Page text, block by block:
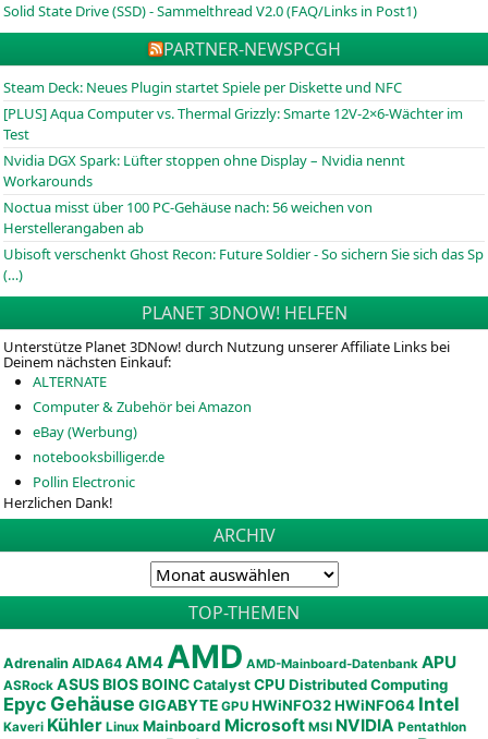
Solid State Drive (SSD) - Sammelthread V2.0 (FAQ/Links in Post1)
PARTNER-NEWSPCGH
Steam Deck: Neues Plugin startet Spiele per Diskette und NFC
[PLUS] Aqua Computer vs. Thermal Grizzly: Smarte 12V-2×6-Wächter im
Test
Nvidia DGX Spark: Lüfter stoppen ohne Display – Nvidia nennt
Workarounds
Noctua misst über 100 PC-Gehäuse nach: 56 weichen von
Herstellerangaben ab
Ubisoft verschenkt Ghost Recon: Future Soldier - So sichern Sie sich das Sp
(…)
PLANET 3DNOW! HELFEN
Unterstütze Planet 3DNow! durch Nutzung unserer Affiliate Links bei
Deinem nächsten Einkauf:
ALTERNATE
Computer & Zubehör bei Amazon
eBay (Werbung)
notebooksbilliger.de
Pollin Electronic
Herzlichen Dank!
ARCHIV
TOP-THEMEN
Adrenalin AIDA64 AM4AMD AMD-Mainboard-Datenbank APU
ASRock ASUSBIOSBOINC Catalyst CPU Distributed Computing
Epyc Gehäuse GIGABYTE GPU HWiNFO32HWiNFO64 Intel
Kaveri Kühler Linux Mainboard Microsoft MSI NVIDIA Pentathlon